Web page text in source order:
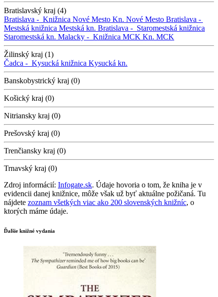
Bratislavský kraj (4)
Bratislava - Knižnica Nové Mesto Kn. Nové Mesto Bratislava -
Mestská knižnica Mestská kn. Bratislava - Staromestská knižnica
Staromestská kn. Malacky - Knižnica MCK Kn. MCK
Žilinský kraj (1)
Čadca - Kysucká knižnica Kysucká kn.
Banskobystrický kraj (0)
Košický kraj (0)
Nitriansky kraj (0)
Prešovský kraj (0)
Trenčiansky kraj (0)
Trnavský kraj (0)
Zdroj informácií: Infogate.sk. Údaje hovoria o tom, že kniha je v
evidencii danej knižnice, môže však už byť aktuálne požičaná. Tu
nájdete zoznam všetkých viac ako 200 slovenských knižníc, o
ktorých máme údaje.
Ďalšie knižné vydania